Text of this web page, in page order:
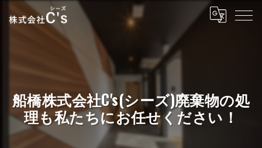
船橋株式会社C's(シーズ)廃棄物の処
理も私たちにお任せください！